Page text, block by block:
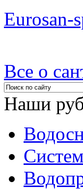
Eurosan-
Все о
Наши